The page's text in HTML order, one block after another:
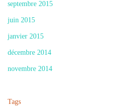
septembre 2015
juin 2015
janvier 2015
décembre 2014
novembre 2014
Tags